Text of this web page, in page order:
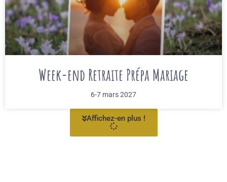
Week-end Retraite Prépa Mariage
6-7 mars 2027
Affichez-en plus !